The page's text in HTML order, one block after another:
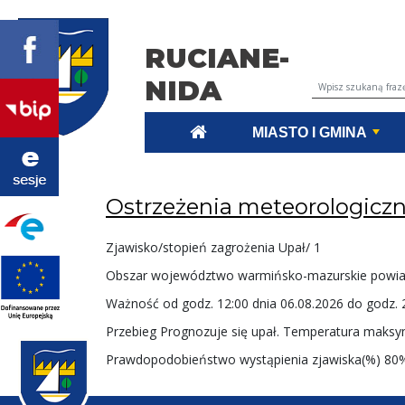
RUCIANE-
NIDA
Wyszukiwarka
MIASTO I GMINA
Ostrzeżenia
Zjawisko/stopień zagrożenia Upał/ 1
Obszar województwo warmińsko-mazurskie
Ważność od godz. 12:00 dnia 06.08.2026 do godz.
Przebieg Prognozuje się upał. Temperatura
Prawdopodobieństwo wystąpienia zjawiska(%)